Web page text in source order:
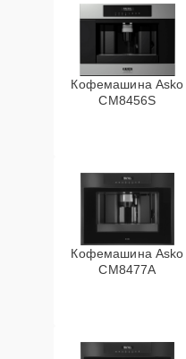
Кофемашина Asko
CM8456S
Кофемашина Asko
СМ8477А